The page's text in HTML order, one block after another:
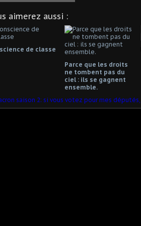
aimerez aussi :
de classe
Parce que les droits
ne tombent pas du
ciel : ils se gagnent
ensemble.